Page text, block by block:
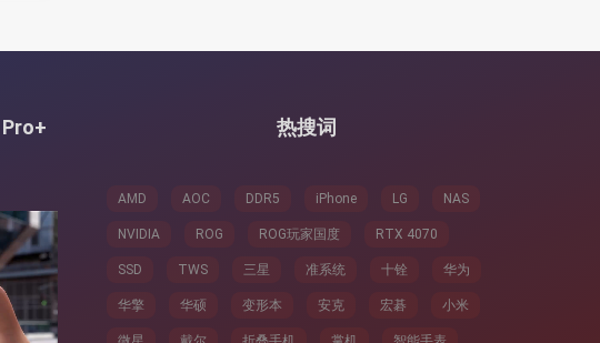
热搜词
AMD AOC DDR5 iPhone LG NAS
NVIDIA ROG ROG玩家国度 RTX 4070
SSD TWS 三星 准系统 十铨 华为
华擎 华硕 变形本 安克 宏碁 小米